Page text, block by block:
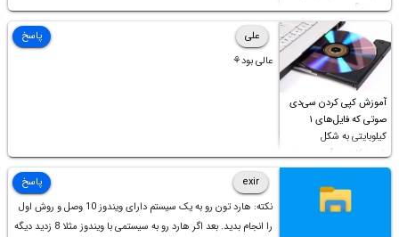
چیست؟
آموزش کپی کردن سی‌دی
صوتی که فایل‌های ۱
کیلوبایتی به شکل
شورت‌کات در آن موجود
است!
علی
عالی بود⚘
پاسخ
exir
نکته: هارد تون رو به یک سیستم دارای ویندوز 10 وصل و روش اول
را انجام بدید. بعد اگر هارد رو به سیستمی با ویندوز مثلا 8 زدید دیگه
پاسخ